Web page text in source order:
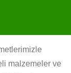
malzemeler ve